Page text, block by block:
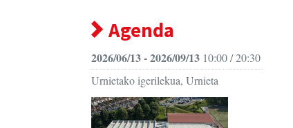
Agenda
2026/06/13 - 2026/09/13 10:00 / 20:30
Urnietako igerilekua, Urnieta